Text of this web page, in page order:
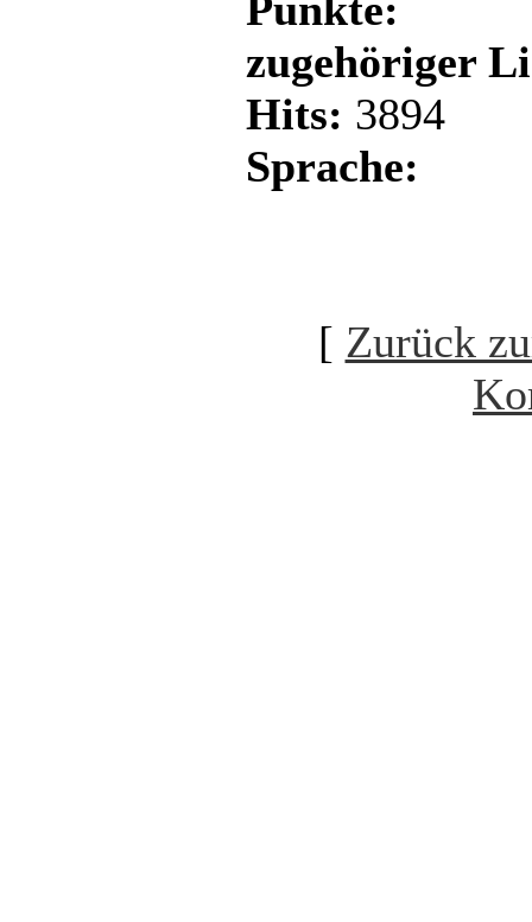
zugehöriger
Hits: 3894
Sprache:
[ Zurück